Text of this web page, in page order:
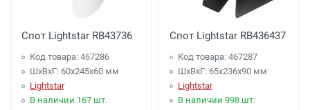
Спот Lightstar RB43736
Код товара: 467286
ШхВхГ: 60x245x60 мм
Lightstar
В наличии 167 шт.
Спот Lightstar RB436437
Код товара: 467287
ШхВхГ: 65x236x90 мм
Lightstar
В наличии 998 шт.